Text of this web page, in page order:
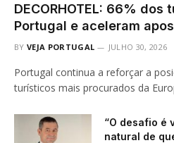
DECORHOTEL: 66%
Portugal e aceleram
BY VEJA PORTUGAL JULHO 30, 2026
Portugal continua a reforçar a
turísticos mais procurados da
“O desafio é
natural de